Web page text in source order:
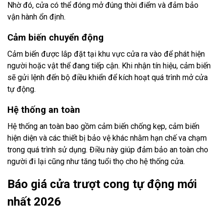
Nhờ đó, cửa có thể đóng mở đúng thời điểm và đảm bảo
vận hành ổn định.
Cảm biến chuyển động
Cảm biến được lắp đặt tại khu vực cửa ra vào để phát hiện
người hoặc vật thể đang tiếp cận. Khi nhận tín hiệu, cảm biến
sẽ gửi lệnh đến bộ điều khiển để kích hoạt quá trình mở cửa
tự động.
Hệ thống an toàn
Hệ thống an toàn bao gồm cảm biến chống kẹp, cảm biến
hiện diện và các thiết bị bảo vệ khác nhằm hạn chế va chạm
trong quá trình sử dụng. Điều này giúp đảm bảo an toàn cho
người đi lại cũng như tăng tuổi thọ cho hệ thống cửa.
Báo giá cửa trượt cong tự động mới
nhất 2026